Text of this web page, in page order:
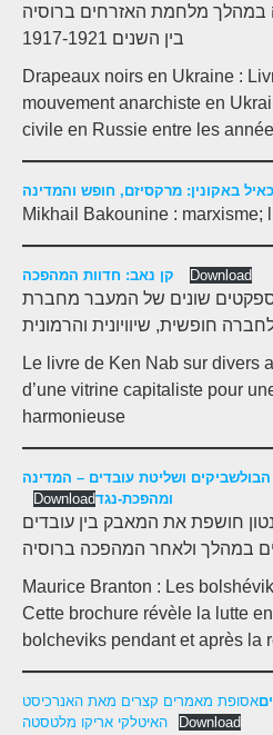
במהלך מלחמת האזרחים ברוסיה
Drapeaux noirs en Ukraine :
mouvement anarchiste en
civile en Russie entre les
באקונין: מרקסיזם, חופש והמדינה
Mikhail Bakounine : marxisme;
Download
שונים של המעבר מחברת
חופשית, שיוויונית והרמונית
Le livre de Ken Nab sur divers
d’une vitrine capitaliste pour
harmonieuse
‫הבולשביקים‬‫ ושליטת עובדים – ‬‫המדינה
ומהפכת-נגדDownload
חושפת את המאבק בין עובדים
Maurice Branton : Les
Cette brochure révèle la lutte
bolcheviks pendant et après la
אסופת מאמרים קצרים מאת האנרכיסט
האיטלקי אריקו מלטסטה
Download